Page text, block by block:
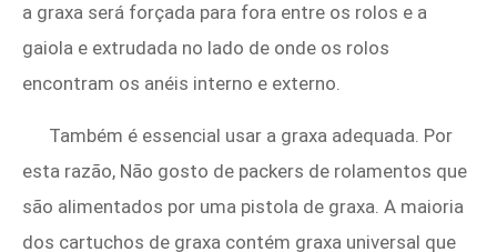
a graxa será forçada para fora entre os rolos e a
gaiola e extrudada no lado de onde os rolos
encontram os anéis interno e externo.
Também é essencial usar a graxa adequada. Por
esta razão, Não gosto de packers de rolamentos que
são alimentados por uma pistola de graxa. A maioria
dos cartuchos de graxa contém graxa universal que